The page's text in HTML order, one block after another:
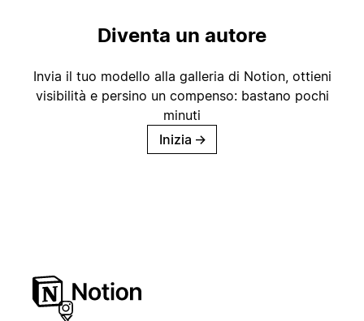
Diventa un autore
Invia il tuo modello alla galleria di Notion, ottieni
visibilità e persino un compenso: bastano pochi
minuti
Inizia →